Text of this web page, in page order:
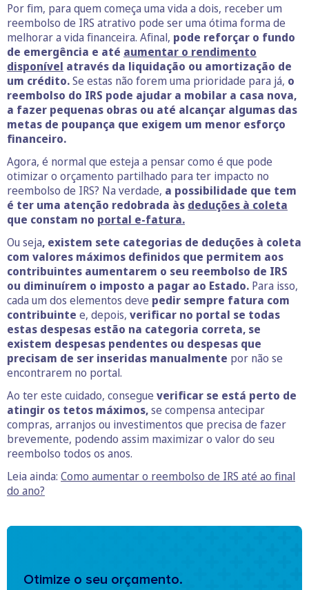
Por fim, para quem começa uma vida a dois, receber um
reembolso de IRS atrativo pode ser uma ótima forma de
melhorar a vida financeira. Afinal, pode reforçar o fundo
de emergência e até aumentar o rendimento
disponível através da liquidação ou amortização de
um crédito.Se estas não forem uma prioridade para já, o
reembolso do IRS pode ajudar a mobilar a casa nova,
a fazer pequenas obras ou até alcançar algumas das
metas de poupança que exigem um menor esforço
financeiro.
Agora, é normal que esteja a pensar como é que pode
otimizar o orçamento partilhado para ter impacto no
reembolso de IRS? Na verdade, a possibilidade que tem
é ter uma atenção redobrada às deduções à coleta
que constam no portal e-fatura.
Ou seja, existem sete categorias de deduções à coleta
com valores máximos definidos que permitem aos
contribuintes aumentarem o seu reembolso de IRS
ou diminuírem o imposto a pagar ao Estado. Para isso,
cada um dos elementos deve pedir sempre fatura com
contribuinte e, depois, verificar no portal se todas
estas despesas estão na categoria correta, se
existem despesas pendentes ou despesas que
precisam de ser inseridas manualmente por não se
encontrarem no portal.
Ao ter este cuidado, consegue verificar se está perto de
atingir os tetos máximos,se compensa antecipar
compras, arranjos ou investimentos que precisa de fazer
brevemente, podendo assim maximizar o valor do seu
reembolso todos os anos.
Leia ainda: Como aumentar o reembolso de IRS até ao final
do ano?
Otimize o seu orçamento.